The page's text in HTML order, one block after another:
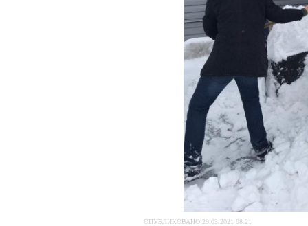
ОПУБЛИКОВАНО 29.03.2021 08:21